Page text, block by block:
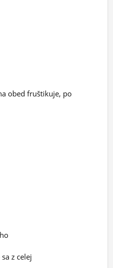
obed fruštikuje, po
z celej